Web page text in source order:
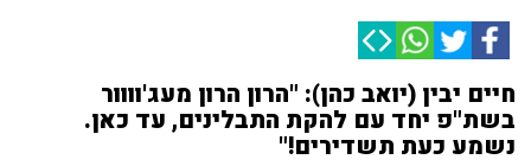
חיים יבין (יואב כהן): "הרון הרון מעג'וווור
בשת"פ יחד עם להקת התבלינים, עד כאן.
נשמע כעת תשדירים!"